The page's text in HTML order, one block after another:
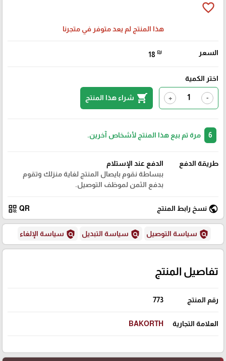
favorite_border
هذا المنتج لم يعد متوفر في متجرنا
السعر 18 ₪
اختر الكمية
-
+
shopping_cart شراء هذا المنتج
مرة تم بيع هذا المنتج لأشخاص آخرين.
طريقة الدفع
الدفع عند الإستلام
ببساطة نقوم بايصال المنتج لغاية منزلك وتقوم
بدفع الثمن لموظف التوصيل.
public نسخ رابط المنتج QR
qr_code
policy سياسة التوصيل policy سياسة التبديل policy سياسة الإلغاء
تفاصيل المنتج
رقم المنتج 773
العلامة التجارية BAKORTH